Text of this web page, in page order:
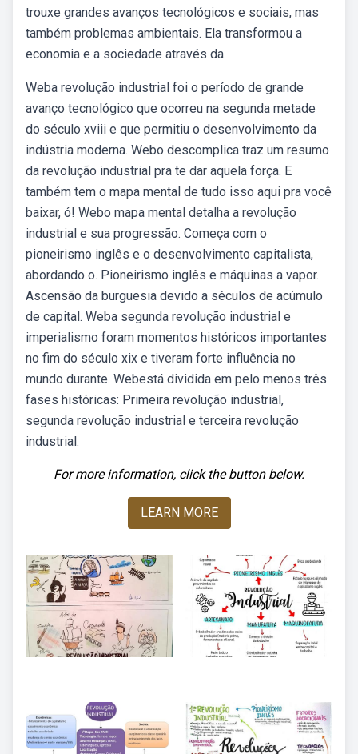
trouxe grandes avanços tecnológicos e sociais, mas
também problemas ambientais. Ela transformou a
economia e a sociedade através da.
Weba revolução industrial foi o período de grande
avanço tecnológico que ocorreu na segunda metade
do século xviii e que permitiu o desenvolvimento da
indústria moderna. Webo descomplica traz um resumo
da revolução industrial pra te dar aquela força. E
também tem o mapa mental de tudo isso aqui pra você
baixar, ó! Webo mapa mental detalha a revolução
industrial e sua progressão. Começa com o
pioneirismo inglês e o desenvolvimento capitalista,
abordando o. Pioneirismo inglês e máquinas a vapor.
Ascensão da burguesia devido a séculos de acúmulo
de capital. Weba segunda revolução industrial e
imperialismo foram momentos históricos importantes
no fim do século xix e tiveram forte influência no
mundo durante. Webestá dividida em pelo menos três
fases históricas: Primeira revolução industrial,
segunda revolução industrial e terceira revolução
industrial.
For more information, click the button below.
LEARN MORE